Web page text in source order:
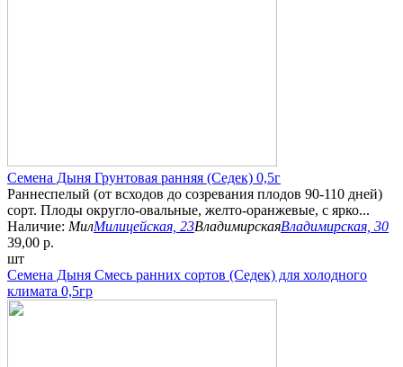
Семена Дыня Грунтовая ранняя (Седек) 0,5г
Раннеспелый (от всходов до созревания плодов 90-110 дней)
сорт. Плоды округло-овальные, желто-оранжевые, с ярко...
Наличие: МилМилицейская, 23ВладимирскаяВладимирская, 30
39,00 р.
шт
Семена Дыня Смесь ранних сортов (Седек) для холодного
климата 0,5гр